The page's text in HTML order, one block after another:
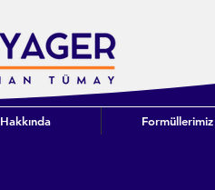
Hakkında Formüllerimiz